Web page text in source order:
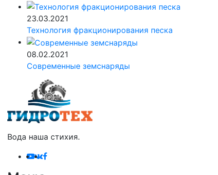
23.03.2021
Технология фракционирования песка
08.02.2021
Современные земснаряды
Вода наша стихия.